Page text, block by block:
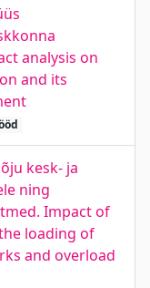
analysis on
and its
kesk- ja
ning
Impact of
loading of
and overload